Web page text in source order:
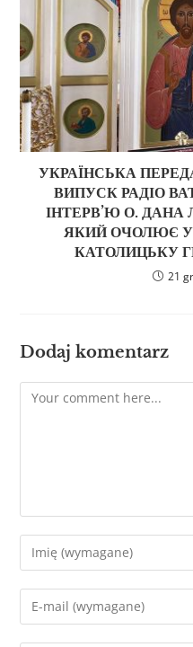
УКРАЇНСЬКА
ВИПУСК РАДІО
ІНТЕРВ’Ю О.
ЯКИЙ ОЧОЛЮЄ
КАТОЛИЦЬКУ
21
Dodaj komentarz